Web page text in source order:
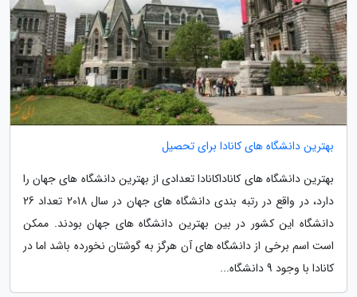
بهترین دانشگاه های کانادا برای تحصیل
بهترین دانشگاه های کاناداکانادا تعدادی از بهترین دانشگاه های جهان را
دارد، در واقع در رتبه بندی دانشگاه های جهان در سال 2018 تعداد 26
دانشگاه این کشور در بین بهترین دانشگاه های جهان بودند. ممکن
است اسم برخی از دانشگاه های آن هرگز به گوشتان نخورده باشد اما در
کانادا با وجود 9 دانشگاه...